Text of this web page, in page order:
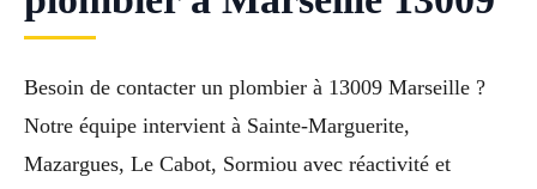
Besoin de contacter un plombier à 13009 Marseille ?
Notre équipe intervient à Sainte-Marguerite,
Mazargues, Le Cabot, Sormiou avec réactivité et